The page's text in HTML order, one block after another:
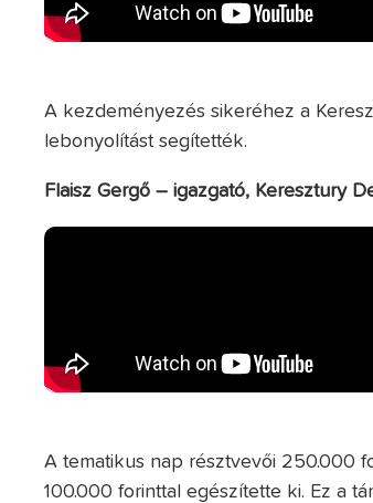
A kezdeményezés sikeréhez a
lebonyolítást segítették.
Flaisz Gergő – igazgató, Keresztury
A tematikus nap résztvevői 250.000
100.000 forinttal egészítette ki. Ez a